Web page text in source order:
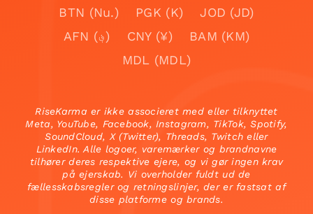
BTN (Nu.)
PGK (K)
JOD (JD)
AFN (؋)
CNY (¥)
BAM (KM)
MDL (MDL)
RiseKarma er ikke associeret med eller tilknyttet
Meta, YouTube, Facebook, Instagram, TikTok, Spotify,
SoundCloud, X (Twitter), Threads, Twitch eller
LinkedIn. Alle logoer, varemærker og brandnavne
tilhører deres respektive ejere, og vi gør ingen krav
på ejerskab. Vi overholder fuldt ud de
fællesskabsregler og retningslinjer, der er fastsat af
disse platforme og brands.